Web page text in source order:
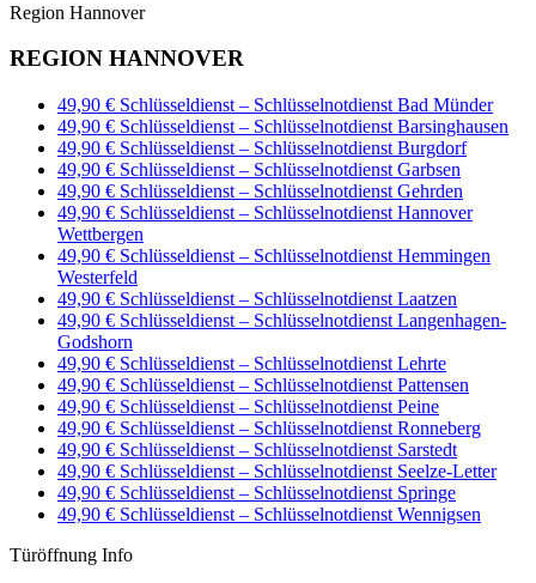
Region Hannover
REGION HANNOVER
49,90 € Schlüsseldienst – Schlüsselnotdienst Bad Münder
49,90 € Schlüsseldienst – Schlüsselnotdienst Barsinghausen
49,90 € Schlüsseldienst – Schlüsselnotdienst Burgdorf
49,90 € Schlüsseldienst – Schlüsselnotdienst Garbsen
49,90 € Schlüsseldienst – Schlüsselnotdienst Gehrden
49,90 € Schlüsseldienst – Schlüsselnotdienst Hannover
Wettbergen
49,90 € Schlüsseldienst – Schlüsselnotdienst Hemmingen
Westerfeld
49,90 € Schlüsseldienst – Schlüsselnotdienst Laatzen
49,90 € Schlüsseldienst – Schlüsselnotdienst Langenhagen-
Godshorn
49,90 € Schlüsseldienst – Schlüsselnotdienst Lehrte
49,90 € Schlüsseldienst – Schlüsselnotdienst Pattensen
49,90 € Schlüsseldienst – Schlüsselnotdienst Peine
49,90 € Schlüsseldienst – Schlüsselnotdienst Ronneberg
49,90 € Schlüsseldienst – Schlüsselnotdienst Sarstedt
49,90 € Schlüsseldienst – Schlüsselnotdienst Seelze-Letter
49,90 € Schlüsseldienst – Schlüsselnotdienst Springe
49,90 € Schlüsseldienst – Schlüsselnotdienst Wennigsen
Türöffnung Info